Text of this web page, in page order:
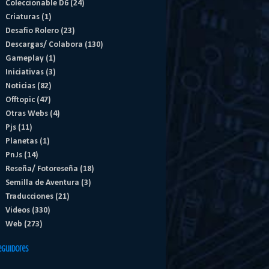
Coleccionable D6 (24)
Criaturas (1)
Desafio Rolero (23)
Descargas/ Colabora (130)
Gameplay (1)
Iniciativas (3)
Noticias (82)
Offtopic (47)
Otras Webs (4)
Pjs (11)
Planetas (1)
PnJs (14)
Reseña/ Fotoreseña (18)
Semilla de Aventura (3)
Traducciones (21)
Videos (330)
Web (273)